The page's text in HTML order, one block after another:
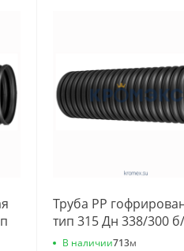
Труба РР
тип 315 Дн 338/300
L=3,0м подъемная
В наличии713м